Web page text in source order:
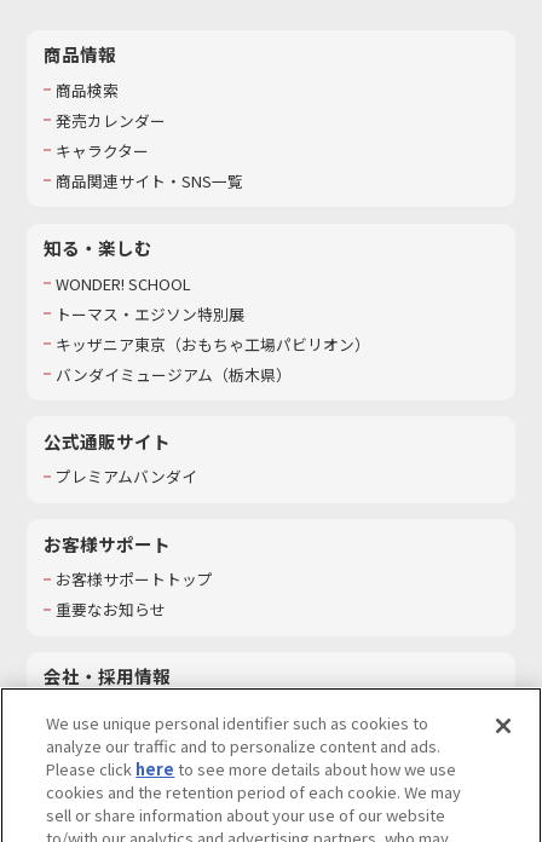
商品情報
商品検索
発売カレンダー
キャラクター
商品関連サイト・SNS一覧
知る・楽しむ
WONDER! SCHOOL
トーマス・エジソン特別展
キッザニア東京（おもちゃ工場パビリオン）​
バンダイミュージアム（栃木県）
公式通販サイト
プレミアムバンダイ
お客様サポート
お客様サポートトップ
重要なお知らせ
会社・採用情報
採用情報
サステナビリティ
お問い合わせ
We use unique personal identifier such as cookies to
analyze our traffic and to personalize content and ads.
Please click here to see more details about how we use
cookies and the retention period of each cookie. We may
sell or share information about your use of our website